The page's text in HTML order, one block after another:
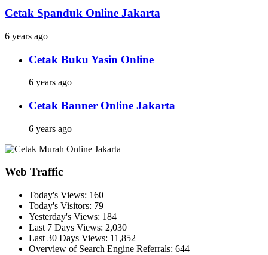
Cetak Spanduk Online Jakarta
6 years ago
Cetak Buku Yasin Online
6 years ago
Cetak Banner Online Jakarta
6 years ago
Web Traffic
Today's Views: 160
Today's Visitors: 79
Yesterday's Views: 184
Last 7 Days Views: 2,030
Last 30 Days Views: 11,852
Overview of Search Engine Referrals: 644